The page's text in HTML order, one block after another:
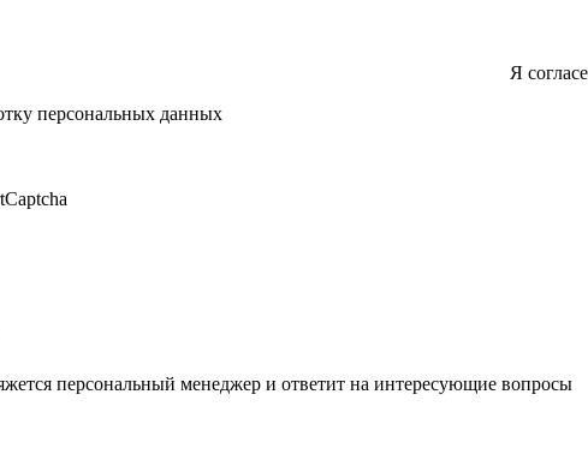
Я
персональных данных
персональный менеджер и ответит на интересующие вопросы